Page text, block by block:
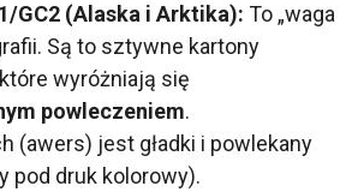
GC2 (Alaska i Arktika): To „waga
Są to sztywne kartony
wyróżniają się
powleczeniem.
(awers) jest gładki i powlekany
pod druk kolorowy).